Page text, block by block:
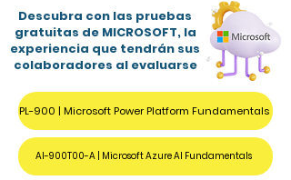
Descubra con las pruebas
gratuitas de MICROSOFT, la
experiencia que tendrán sus
colaboradores al evaluarse
PL-900 | Microsoft Power Platform Fundamentals
AI-900T00-A | Microsoft Azure AI Fundamentals